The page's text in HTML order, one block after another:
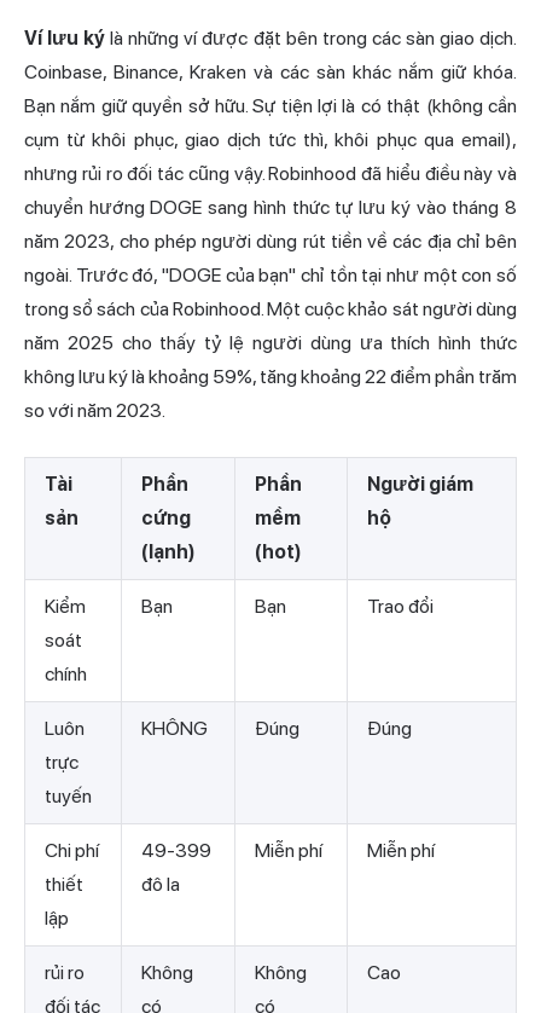
Ví lưu ký là những ví được đặt bên trong các sàn giao dịch.
Coinbase, Binance, Kraken và các sàn khác nắm giữ khóa.
Bạn nắm giữ quyền sở hữu. Sự tiện lợi là có thật (không cần
cụm từ khôi phục, giao dịch tức thì, khôi phục qua email),
nhưng rủi ro đối tác cũng vậy. Robinhood đã hiểu điều này và
chuyển hướng DOGE sang hình thức tự lưu ký vào tháng 8
năm 2023, cho phép người dùng rút tiền về các địa chỉ bên
ngoài. Trước đó, "DOGE của bạn" chỉ tồn tại như một con số
trong sổ sách của Robinhood. Một cuộc khảo sát người dùng
năm 2025 cho thấy tỷ lệ người dùng ưa thích hình thức
không lưu ký là khoảng 59%, tăng khoảng 22 điểm phần trăm
so với năm 2023.
Tài
sản
Phần
cứng
(lạnh)
Phần
mềm
(hot)
Người giám
hộ
Kiểm
soát
chính
Bạn Bạn Trao đổi
Luôn
trực
tuyến
KHÔNG Đúng Đúng
Chi phí
thiết
lập
49-399
đô la
Miễn phí Miễn phí
rủi ro
đối tác
Không
có
Không
có
Cao